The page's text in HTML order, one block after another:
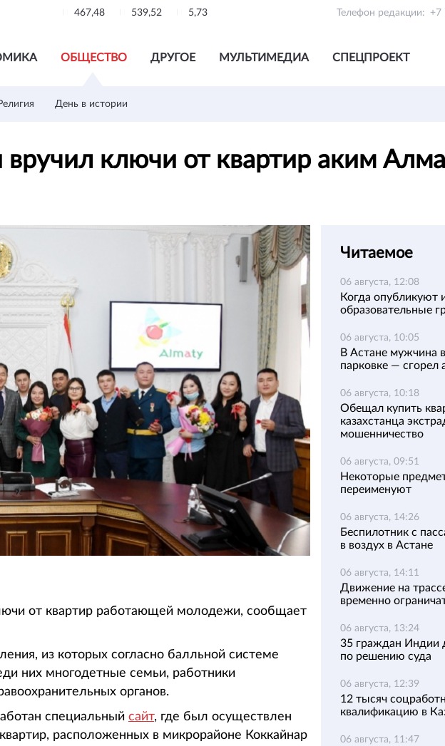
467,48 539,52 5,73 Телефон редакции: +7
ОБЩЕСТВО ДРУГОЕ МУЛЬТИМЕДИА СПЕЦПРОЕКТ
День в истории
ключи от квартир аким
от квартир работающей молодежи, сообщает
из которых согласно балльной системе
них многодетные семьи, работники
органов.
специальный сайт, где был осуществлен
расположенных в микрорайоне Коккайнар
Читаемое
06 августа, 12:08
Когда опубликуют
образовательные
06 августа, 10:05
В Астане мужчина
парковке — сгорел
06 августа, 10:18
Обещал купить
казахстанца
мошенничество
06 августа, 09:51
Некоторые
переименуют
06 августа, 14:26
Беспилотник с
в воздух в Астане
06 августа, 14:11
Движение на
временно
06 августа, 13:24
35 граждан Индии
по решению суда
06 августа, 12:39
12 тысяч
квалификацию в
06 августа, 11:47